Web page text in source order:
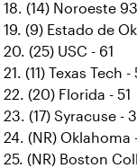
18. (14) Noroeste 93
19. (9) Estado de
20. (25) USC - 61
21. (11) Texas Tech -
22. (20) Florida - 51
23. (17) Syracuse -
24. (NR) Oklahoma
25. (NR) Boston